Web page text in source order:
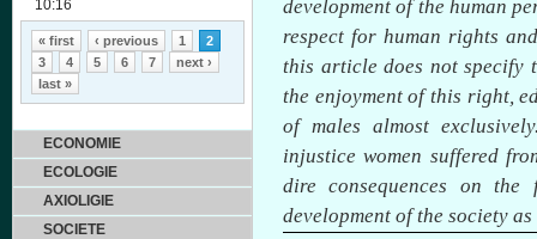
development of the human
respect for human rights
this article does not specify
the enjoyment of this right,
of males almost
injustice women suffered
dire consequences on
development of the society
10:16
Pages
« first ‹ previous 1
2
3
4 5 6 7
next ›
last »
ECONOMIE
ECOLOGIE
AXIOLIGIE
SOCIETE